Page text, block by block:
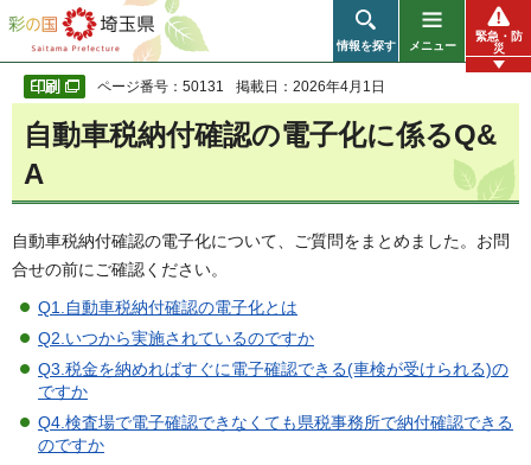
彩の国 埼玉県
情報を探す メニュー
緊急・防
災
ページ番号：50131 掲載日：2026年4月1日
自動車税納付確認の電子化に係るQ&
A
自動車税納付確認の電子化について、ご質問をまとめました。お問
合せの前にご確認ください。
Q1.自動車税納付確認の電子化とは
Q2.いつから実施されているのですか
Q3.税金を納めればすぐに電子確認できる(車検が受けられる)の
ですか
Q4.検査場で電子確認できなくても県税事務所で納付確認できる
のですか